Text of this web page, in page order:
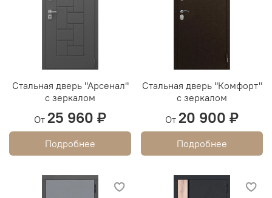
Стальная дверь "Арсенал"
с зеркалом
От 25 960 ₽
Подробнее
Стальная дверь "Комфорт"
с зеркалом
От 20 900 ₽
Подробнее